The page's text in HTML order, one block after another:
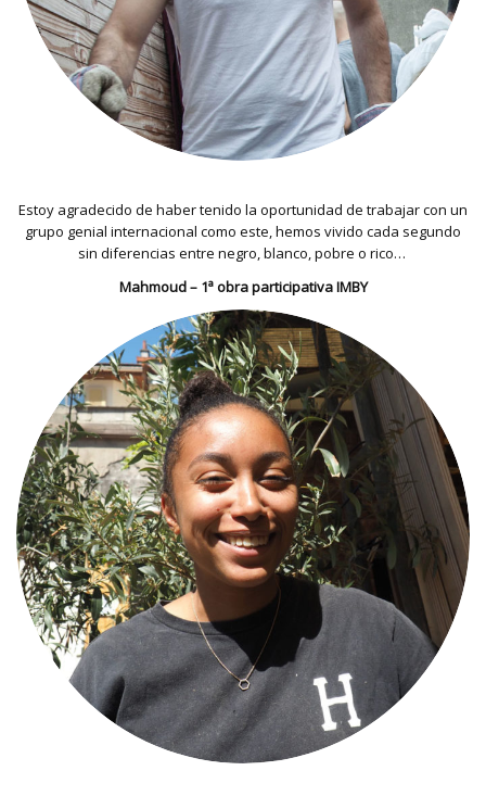
Estoy agradecido de haber tenido la oportunidad de trabajar con un
grupo genial internacional como este, hemos vivido cada segundo
sin diferencias entre negro, blanco, pobre o rico…
Mahmoud – 1ª obra participativa IMBY